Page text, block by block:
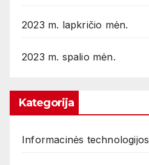
2023 m. lapkričio mėn.
2023 m. spalio mėn.
Kategorija
Informacinės technologijos